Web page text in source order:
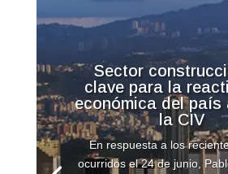
Sector
clave para la
económica del país
la CIV
En respuesta a los
ocurridos el 24 de junio,